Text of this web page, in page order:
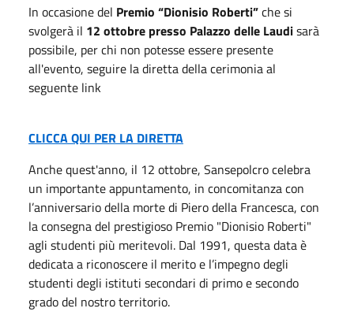
In occasione del Premio “Dionisio Roberti”che si
svolgerà il 12 ottobre presso Palazzo delle Laudisarà
possibile, per chi non potesse essere presente
all'evento, seguire la diretta della cerimonia al
seguente link
CLICCA QUI PER LA DIRETTA
Anche quest'anno, il 12 ottobre, Sansepolcro celebra
un importante appuntamento, in concomitanza con
l’anniversario della morte di Piero della Francesca, con
la consegna del prestigioso Premio "Dionisio Roberti"
agli studenti più meritevoli. Dal 1991, questa data è
dedicata a riconoscere il merito e l’impegno degli
studenti degli istituti secondari di primo e secondo
grado del nostro territorio.